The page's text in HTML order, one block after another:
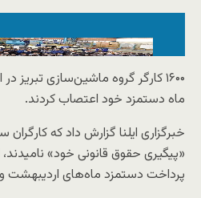
تصویر، آرشیوی است
ایران اینترنشنال
۱۶۰۰ کارگر گروه ماشین‌سازی
ماه دستمزد خود اعتصاب کردند.
خبرگزاری ایلنا گزارش داد که
«پیگیری حقوق قانونی خود»
پرداخت دستمزد ماه‌های اردیبهشت